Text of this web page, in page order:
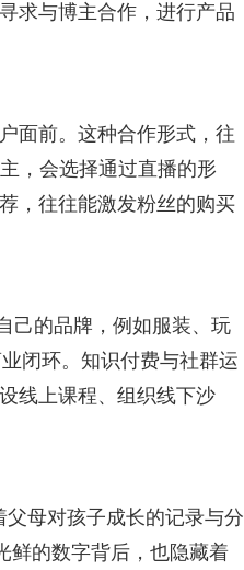
求与博主合作，进行产品
面前。这种合作形式，往
，会选择通过直播的形
，往往能激发粉丝的购买
己的品牌，例如服装、玩
闭环。知识付费与社群运
线上课程、组织线下沙
父母对孩子成长的记录与分
鲜的数字背后，也隐藏着